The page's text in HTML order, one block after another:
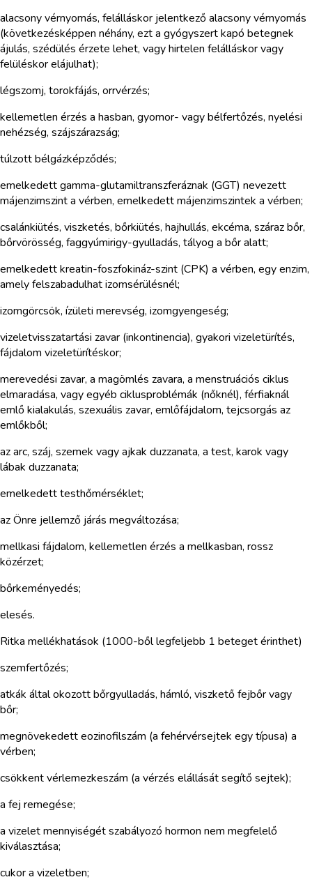
alacsony vérnyomás, felálláskor jelentkező alacsony vérnyomás
(következésképpen néhány, ezt a gyógyszert kapó betegnek
ájulás, szédülés érzete lehet, vagy hirtelen felálláskor vagy
felüléskor elájulhat);
légszomj, torokfájás, orrvérzés;
kellemetlen érzés a hasban, gyomor- vagy bélfertőzés, nyelési
nehézség, szájszárazság;
túlzott bélgázképződés;
emelkedett gamma-glutamiltranszferáznak (GGT) nevezett
májenzimszint a vérben, emelkedett májenzimszintek a vérben;
csalánkiütés, viszketés, bőrkiütés, hajhullás, ekcéma, száraz bőr,
bőrvörösség, faggyúmirigy-gyulladás, tályog a bőr alatt;
emelkedett kreatin-foszfokináz-szint (CPK) a vérben, egy enzim,
amely felszabadulhat izomsérülésnél;
izomgörcsök, ízületi merevség, izomgyengeség;
vizeletvisszatartási zavar (inkontinencia), gyakori vizeletürítés,
fájdalom vizeletürítéskor;
merevedési zavar, a magömlés zavara, a menstruációs ciklus
elmaradása, vagy egyéb ciklusproblémák (nőknél), férfiaknál
emlő kialakulás, szexuális zavar, emlőfájdalom, tejcsorgás az
emlőkből;
az arc, száj, szemek vagy ajkak duzzanata, a test, karok vagy
lábak duzzanata;
emelkedett testhőmérséklet;
az Önre jellemző járás megváltozása;
mellkasi fájdalom, kellemetlen érzés a mellkasban, rossz
közérzet;
bőrkeményedés;
elesés.
Ritka mellékhatások (1000-ből legfeljebb 1 beteget érinthet)
szemfertőzés;
atkák által okozott bőrgyulladás, hámló, viszkető fejbőr vagy
bőr;
megnövekedett eozinofilszám (a fehérvérsejtek egy típusa) a
vérben;
csökkent vérlemezkeszám (a vérzés elállását segítő sejtek);
a fej remegése;
a vizelet mennyiségét szabályozó hormon nem megfelelő
kiválasztása;
cukor a vizeletben;